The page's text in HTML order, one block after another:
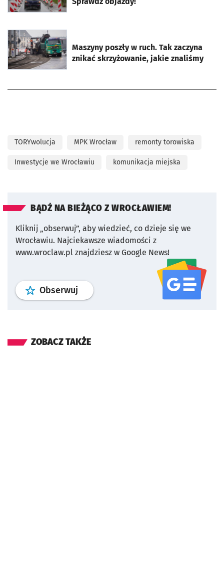
Maszyny poszły w ruch. Tak zaczyna
znikać skrzyżowanie, jakie znaliśmy
otworzy się w nowej karcie
TORYwolucja MPK Wrocław remonty torowiska
Inwestycje we Wrocławiu komunikacja miejska
BĄDŹ NA BIEŻĄCO Z WROCŁAWIEM!
Kliknij „obserwuj”, aby wiedzieć, co dzieje się we
Wrocławiu. Najciekawsze wiadomości z
www.wroclaw.pl znajdziesz w Google News!
Obserwuj profil serwisu
ZOBACZ TAKŻE